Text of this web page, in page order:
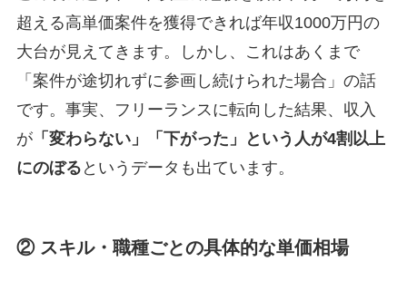
超える高単価案件を獲得できれば年収1000万円の
大台が見えてきます。しかし、これはあくまで
「案件が途切れずに参画し続けられた場合」の話
です。事実、フリーランスに転向した結果、収入
が「変わらない」「下がった」という人が4割以上
にのぼる というデータも出ています。
② スキル・職種ごとの具体的な単価相場